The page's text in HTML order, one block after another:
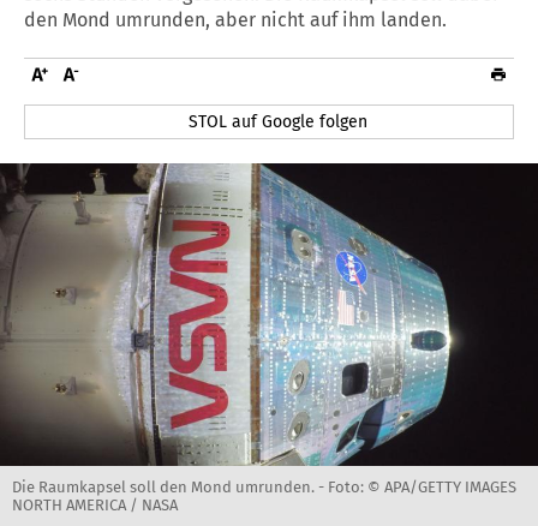
den Mond umrunden, aber nicht auf ihm landen.
STOL auf Google folgen
Die Raumkapsel soll den Mond umrunden. - Foto: © APA/GETTY IMAGES
NORTH AMERICA / NASA